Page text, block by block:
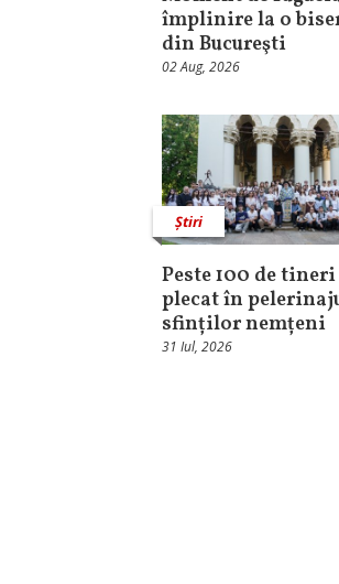
împlinire la o
din Bucureşti
02 Aug, 2026
Știri
Peste 100 de tineri
plecat în
sfinților nemțeni
31 Iul, 2026